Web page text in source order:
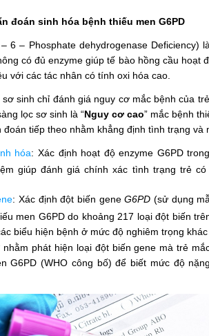
đoán sinh hóa bệnh thiếu men G6PD
– Phosphate dehydrogenase Deficiency)
có đủ enzyme giúp tế bào hồng cầu hoạt
với các tác nhân có tính oxi hóa cao.
sinh chỉ đánh giá nguy cơ mắc bệnh của
lọc sơ sinh là “Nguy cơ cao” mắc bệnh
tiếp theo nhằm khẳng định tình trạng và
hóa: Xác định hoạt độ enzyme G6PD
giúp đánh giá chính xác tình trạng trẻ
: Xác định đột biến geneG6PD (sử dụng
men G6PD do khoảng 217 loại đột biến
biểu hiện bệnh ở mức độ nghiêm trọng
nhằm phát hiện loại đột biến gene mà trẻ
G6PD (WHO công bố) để biết mức độ